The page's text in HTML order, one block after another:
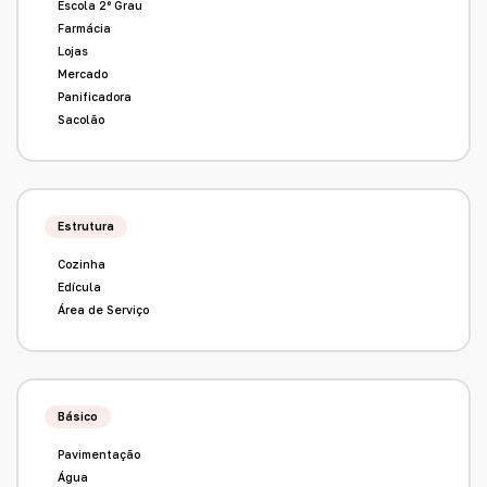
Escola 2º Grau
Farmácia
Lojas
Mercado
Panificadora
Sacolão
Estrutura
Cozinha
Edícula
Área de Serviço
Básico
Pavimentação
Água